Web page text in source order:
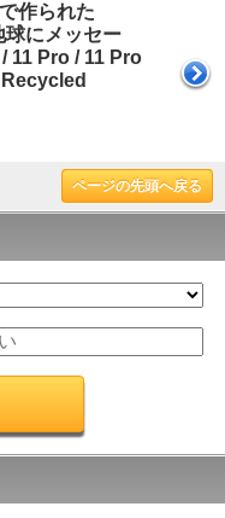
作られた
にメッセー
11 Pro / 11 Pro
ページの先頭へ戻る